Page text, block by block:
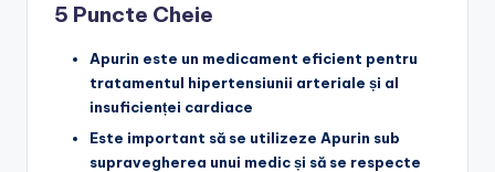
5 Puncte Cheie
Apurin este un medicament eficient pentru
tratamentul hipertensiunii arteriale și al
insuficienței cardiace
Este important să se utilizeze Apurin sub
supravegherea unui medic și să se respecte